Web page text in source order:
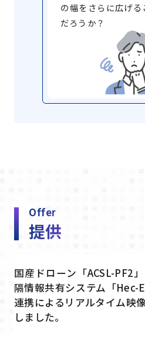
の幅をさらに広げる
だろうか？
Offer
提供
国産ドローン「ACSL-PF2
隔情報共有システム「Hec-
連携によるリアルタイム映
しました。